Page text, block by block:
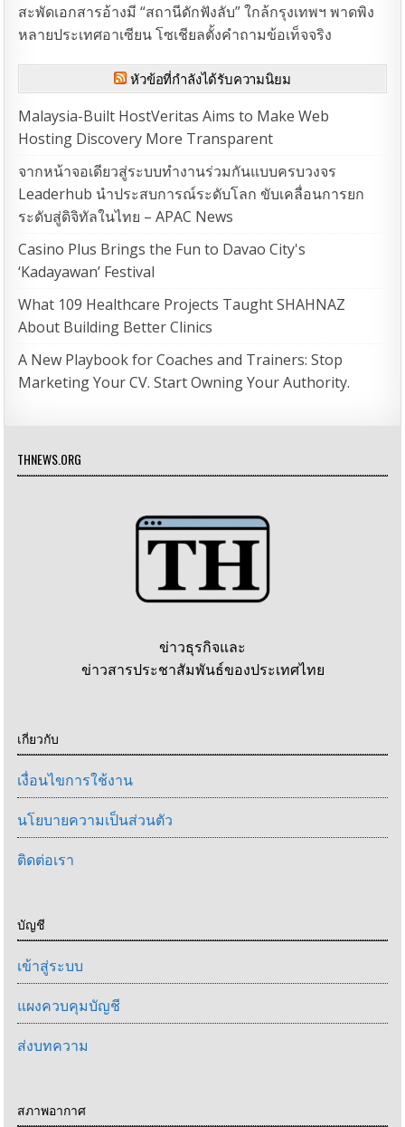
สะพัดเอกสารอ้างมี “สถานีดักฟังลับ” ใกล้กรุงเทพฯ พาดพิง
หลายประเทศอาเซียน โซเชียลตั้งคำถามข้อเท็จจริง
หัวข้อที่กำลังได้รับความนิยม
Malaysia-Built HostVeritas Aims to Make Web
Hosting Discovery More Transparent
จากหน้าจอเดียวสู่ระบบทำงานร่วมกันแบบครบวงจร
Leaderhub นำประสบการณ์ระดับโลก ขับเคลื่อนการยก
ระดับสู่ดิจิทัลในไทย – APAC News
Casino Plus Brings the Fun to Davao City's
‘Kadayawan’ Festival
What 109 Healthcare Projects Taught SHAHNAZ
About Building Better Clinics
A New Playbook for Coaches and Trainers: Stop
Marketing Your CV. Start Owning Your Authority.
THNEWS.ORG
ข่าวธุรกิจและ
ข่าวสารประชาสัมพันธ์ของประเทศไทย
เกี่ยวกับ
เงื่อนไขการใช้งาน
นโยบายความเป็นส่วนตัว
ติดต่อเรา
บัญชี
เข้าสู่ระบบ
แผงควบคุมบัญชี
ส่งบทความ
สภาพอากาศ